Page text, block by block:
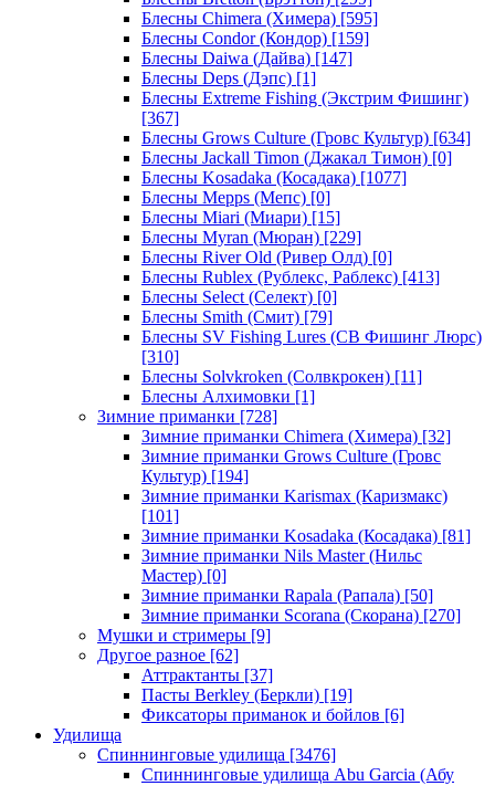
Блесны Chimera (Химера) [595]
Блесны Condor (Кондор) [159]
Блесны Daiwa (Дайва) [147]
Блесны Deps (Дэпс) [1]
Блесны Extreme Fishing (Экстрим Фишинг)
[367]
Блесны Grows Culture (Гровс Культур) [634]
Блесны Jackall Timon (Джакал Тимон) [0]
Блесны Kosadaka (Косадака) [1077]
Блесны Mepps (Мепс) [0]
Блесны Miari (Миари) [15]
Блесны Myran (Мюран) [229]
Блесны River Old (Ривер Олд) [0]
Блесны Rublex (Рублекс, Раблекс) [413]
Блесны Select (Селект) [0]
Блесны Smith (Смит) [79]
Блесны SV Fishing Lures (СВ Фишинг Люрс)
[310]
Блесны Solvkroken (Солвкрокен) [11]
Блесны Алхимовки [1]
Зимние приманки [728]
Зимние приманки Chimera (Химера) [32]
Зимние приманки Grows Culture (Гровс
Культур) [194]
Зимние приманки Karismax (Каризмакс)
[101]
Зимние приманки Kosadaka (Косадака) [81]
Зимние приманки Nils Master (Нильс
Мастер) [0]
Зимние приманки Rapala (Рапала) [50]
Зимние приманки Scorana (Скорана) [270]
Мушки и стримеры [9]
Другое разное [62]
Аттрактанты [37]
Пасты Berkley (Беркли) [19]
Фиксаторы приманок и бойлов [6]
Удилища
Спиннинговые удилища [3476]
Спиннинговые удилища Abu Garcia (Абу